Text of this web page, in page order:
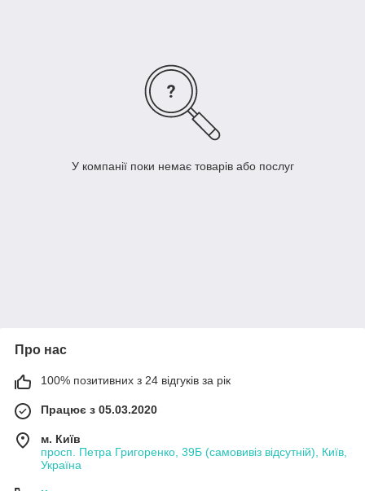
У компанії поки немає товарів або послуг
Про нас
100% позитивних з 24 відгуків за рік
Працює з 05.03.2020
м. Київ
просп. Петра Григоренко, 39Б (самовивіз відсутній), Київ,
Україна